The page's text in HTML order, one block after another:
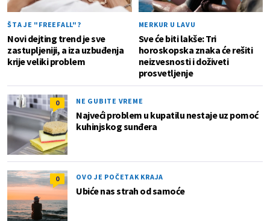
ŠTA JE "FREEFALL"?
Novi dejting trend je sve
zastupljeniji, a iza uzbuđenja
krije veliki problem
MERKUR U LAVU
Sve će biti lakše: Tri
horoskopska znaka će rešiti
neizvesnosti i doživeti
prosvetljenje
0 NE GUBITE VREME
Najveći problem u kupatilu nestaje uz pomoć
kuhinjskog sunđera
0 OVO JE POČETAK KRAJA
Ubiće nas strah od samoće